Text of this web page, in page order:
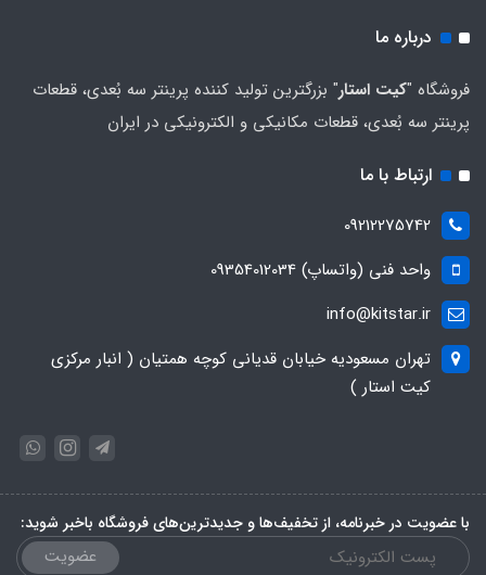
درباره ما
فروشگاه "کیت استار" بزرگترین تولید کننده پرینتر سه بُعدی، قطعات
پرینتر سه بُعدی، قطعات مکانیکی و الکترونیکی در ایران
ارتباط با ما
09212275742
واحد فنی (واتساپ) 09354012034
info@kitstar.ir
تهران مسعودیه خیابان قدیانی کوچه همتیان ( انبار مرکزی
کیت استار )
با عضویت در خبرنامه، از تخفیف‌ها و جدیدترین‌های فروشگاه باخبر شوید:
عضویت